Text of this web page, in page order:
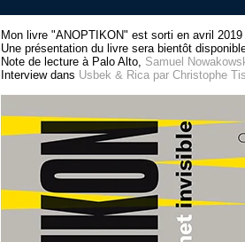
Mon livre "ANOPTIKON" est sorti en avril
Une présentation du livre sera bientôt
Note de lecture à Palo Alto, Samuel
Interview dans Usbek & Rica par Christophe